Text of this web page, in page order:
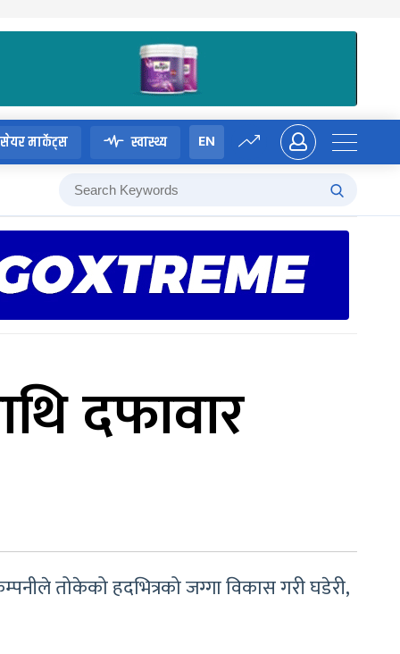
सेयर मार्केट्स स्वास्थ्य EN
दफावार
तोकेको हदभित्रको जग्गा विकास गरी घडेरी,